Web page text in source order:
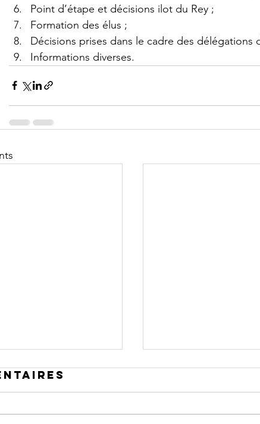
Point d’étape et décisions ilot du Rey ;
Formation des élus ;
Décisions prises dans le cadre des délégations
Informations diverses.